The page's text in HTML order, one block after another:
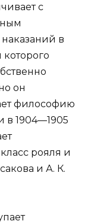
с
в
он
философию
в 1904—1905
рояля и
и А. К.